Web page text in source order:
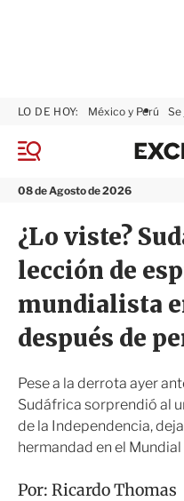
M
n
08 de Agosto de 2026
LO DE HOY: México y Perú
¿Lo viste?
lección de
mundialista
después de
Pese a la derrota ayer
Sudáfrica sorprendió al
de la Independencia,
hermandad en el
Por: Ricardo Thomas